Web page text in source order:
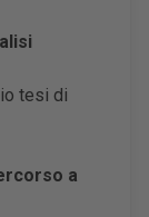
tesi di
a